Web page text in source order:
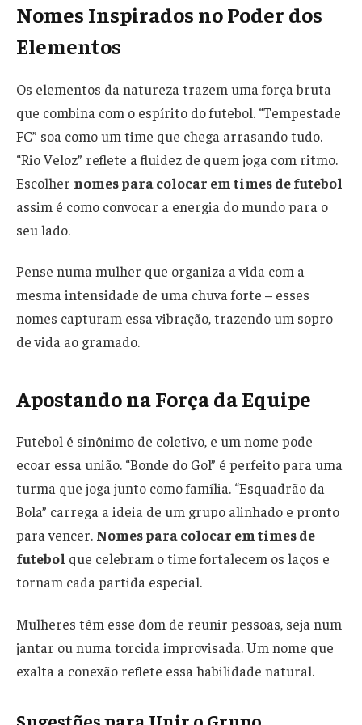
Nomes Inspirados no Poder dos
Elementos
Os elementos da natureza trazem uma força bruta
que combina com o espírito do futebol. “Tempestade
FC” soa como um time que chega arrasando tudo.
“Rio Veloz” reflete a fluidez de quem joga com ritmo.
Escolher nomes para colocar em times de futebol
assim é como convocar a energia do mundo para o
seu lado.
Pense numa mulher que organiza a vida com a
mesma intensidade de uma chuva forte – esses
nomes capturam essa vibração, trazendo um sopro
de vida ao gramado.
Apostando na Força da Equipe
Futebol é sinônimo de coletivo, e um nome pode
ecoar essa união. “Bonde do Gol” é perfeito para uma
turma que joga junto como família. “Esquadrão da
Bola” carrega a ideia de um grupo alinhado e pronto
para vencer. Nomes para colocar em times de
futebol que celebram o time fortalecem os laços e
tornam cada partida especial.
Mulheres têm esse dom de reunir pessoas, seja num
jantar ou numa torcida improvisada. Um nome que
exalta a conexão reflete essa habilidade natural.